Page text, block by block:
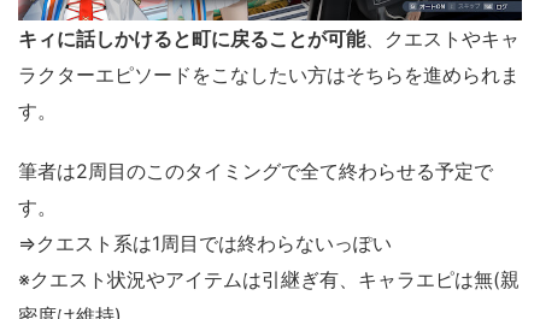
キィに話しかけると町に戻ることが可能、クエストやキャ
ラクターエピソードをこなしたい方はそちらを進められま
す。
筆者は2周目のこのタイミングで全て終わらせる予定で
す。
⇒クエスト系は1周目では終わらないっぽい
※クエスト状況やアイテムは引継ぎ有、キャラエピは無(親